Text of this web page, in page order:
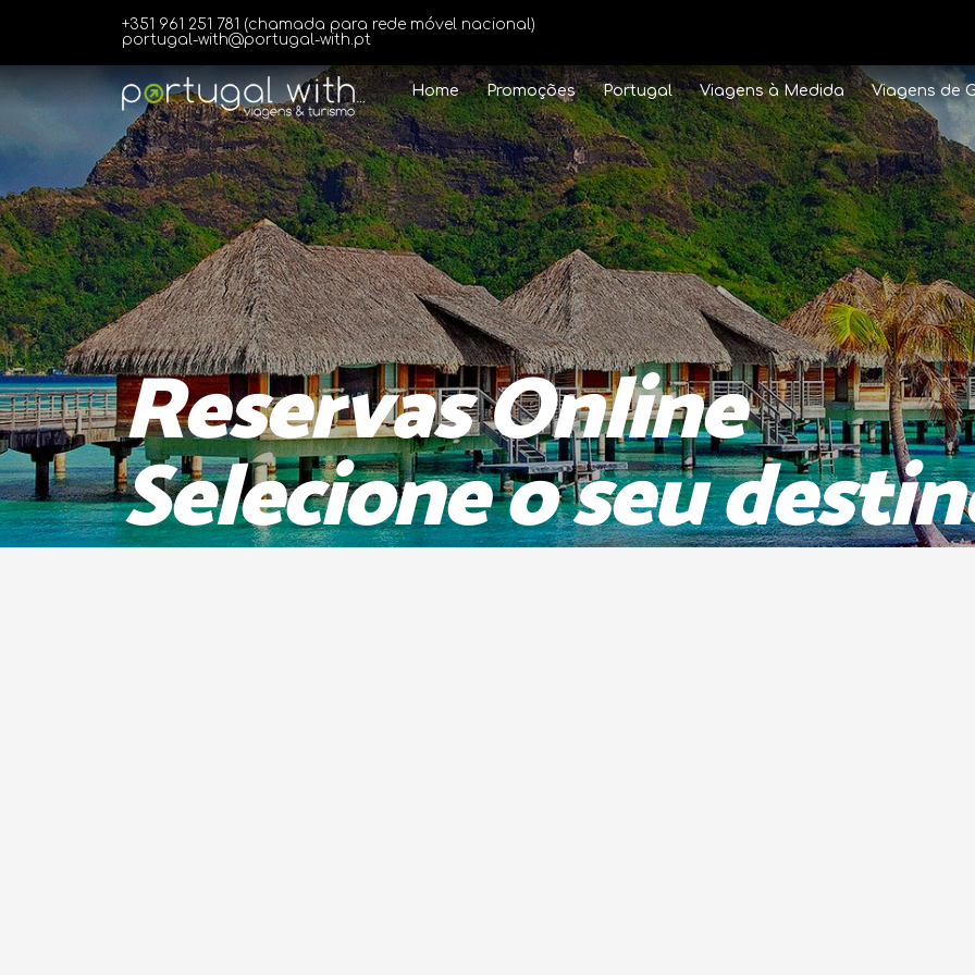
+351 961 251 781 (chamada para rede móvel nacional)
portugal-with@portugal-with.pt
Home Promoções Portugal Viagens à Medida Viagens de
Reservas Online
Selecione o seu